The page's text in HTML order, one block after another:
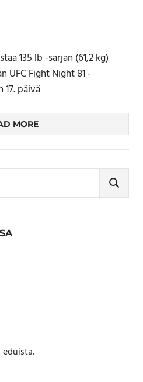
135 lb -sarjan (61,2 kg)
UFC Fight Night 81 -
päivä
MORE
SEARCH